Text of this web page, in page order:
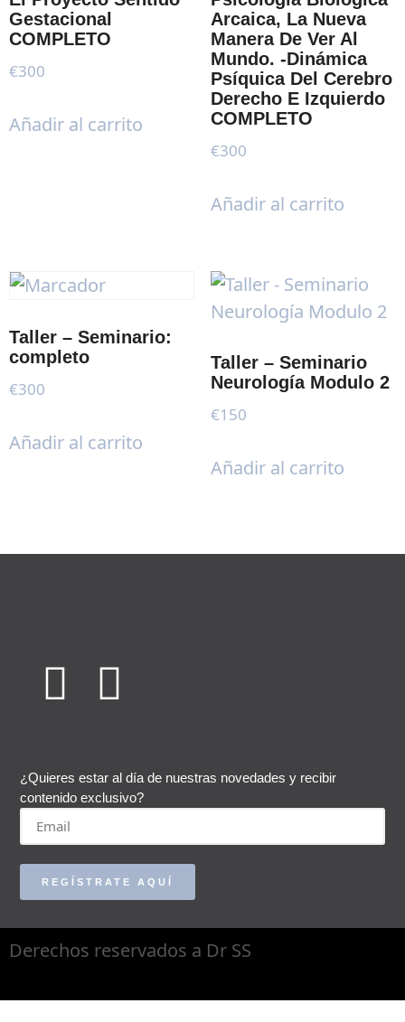
Gestacional
COMPLETO
€300
Añadir al carrito
Arcaica, La Nueva
Manera De Ver Al
Mundo. -Dinámica
Psíquica Del Cerebro
Derecho E Izquierdo
COMPLETO
€300
Añadir al carrito
Taller – Seminario:
completo
€300
Añadir al carrito
Taller – Seminario
Neurología Modulo 2
€150
Añadir al carrito
¿Quieres estar al día de nuestras novedades y recibir
contenido exclusivo?
REGÍSTRATE AQUÍ
Derechos reservados a Dr SS